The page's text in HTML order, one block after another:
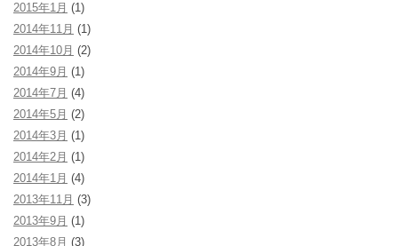
2015年1月 (1)
2014年11月 (1)
2014年10月 (2)
2014年9月 (1)
2014年7月 (4)
2014年5月 (2)
2014年3月 (1)
2014年2月 (1)
2014年1月 (4)
2013年11月 (3)
2013年9月 (1)
2013年8月 (3)